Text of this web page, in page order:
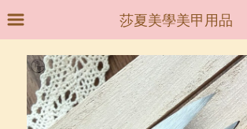
莎夏美學美甲用品